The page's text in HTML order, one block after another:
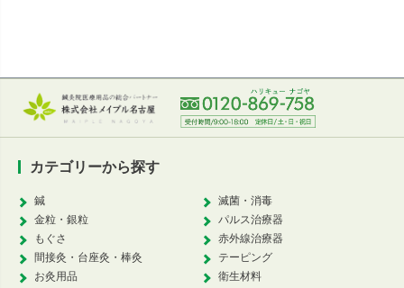
カテゴリーから探す
鍼
金粒・銀粒
もぐさ
間接灸・台座灸・棒灸
お灸用品
滅菌・消毒
パルス治療器
赤外線治療器
テーピング
衛生材料